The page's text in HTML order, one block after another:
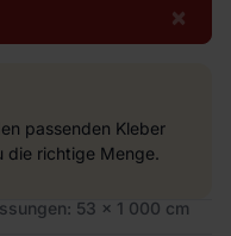
×
passenden Kleber
die richtige Menge.
53 x 1 000 cm